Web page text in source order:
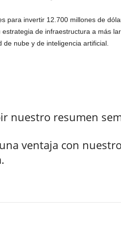
para invertir 12.700 millones de
de infraestructura a más
nube y de inteligencia artificial.
nuestro resumen
ventaja con